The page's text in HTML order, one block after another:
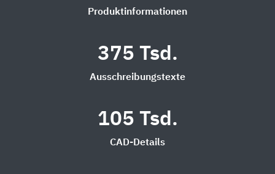
Produktinformationen
375 Tsd.
Ausschreibungstexte
105 Tsd.
CAD-Details